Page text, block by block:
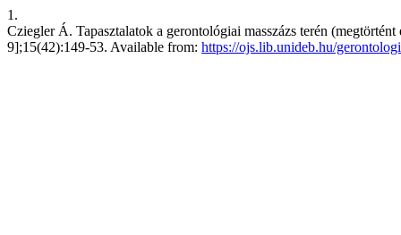
1.
Cziegler Á. Tapasztalatok a gerontológiai masszázs terén
9];15(42):149-53. Available from: https://ojs.lib.unideb.hu/